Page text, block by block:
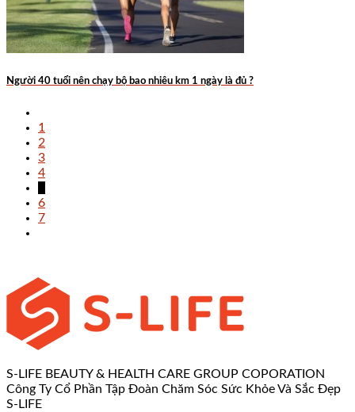
Người 40 tuổi nên chạy bộ bao nhiêu km 1 ngày là đủ ?
1
2
3
4
6
7
S-LIFE BEAUTY & HEALTH CARE GROUP COPORATION
Công Ty Cổ Phần Tập Đoàn Chăm Sóc Sức Khỏe Và Sắc Đẹp
S-LIFE